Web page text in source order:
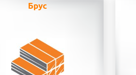
Брус